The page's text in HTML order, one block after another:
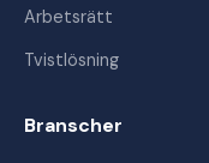
Arbetsrätt
Tvistlösning
Branscher